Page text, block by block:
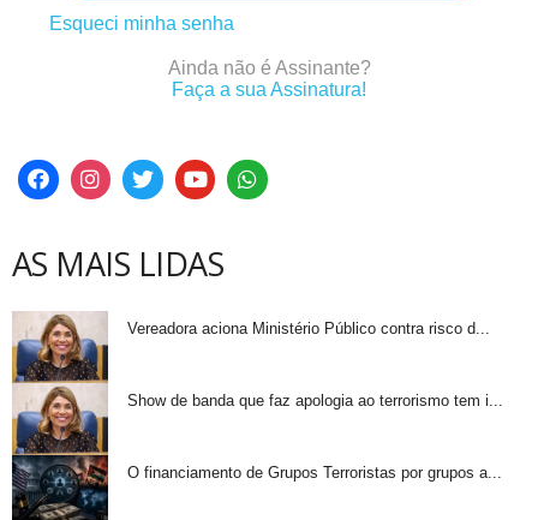
Esqueci minha senha
Ainda não é Assinante?
Faça a sua Assinatura!
AS MAIS LIDAS
Vereadora aciona Ministério Público contra risco d...
Show de banda que faz apologia ao terrorismo tem i...
O financiamento de Grupos Terroristas por grupos a...